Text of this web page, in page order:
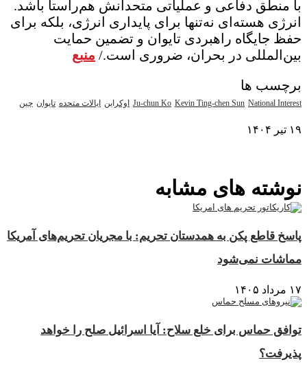
با منطق دفاعی و عملیاتی متحدانش هم‌راستا باشد.
انرژی هسته‌ای نه‌تنها برای پایداری انرژی، بلکه برای
حفظ جایگاه راهبردی تایوان و تضمین حمایت
بین‌المللی در بحران، ضروری است./ منبع
برچسب ها
Ju-chun Ko Kevin Ting-chen Sun National Interest اوکراین ایالات متحده تایوان چین
۱۹ تیر ۱۴۰۴
نوشته های مشابه
پاسخ قاطع پکن به همدستان تحریم: با مجریان تحریم‌های آمریکا
مماشات نمی‌شود
۱۷ مرداد ۱۴۰۵
توافق حماس برای خلع سلاح: آیا اسرائیل صلح را خواهد
پذیرفت؟